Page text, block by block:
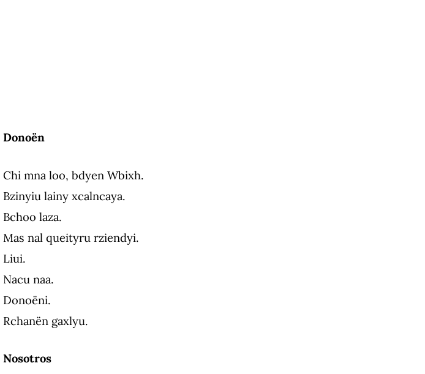
Donoën
Chi mna loo, bdyen Wbixh.
Bzinyiu lainy xcalncaya.
Bchoo laza.
Mas nal queityru rziendyi.
Liui.
Nacu naa.
Donoëni.
Rchanën gaxlyu.
Nosotros